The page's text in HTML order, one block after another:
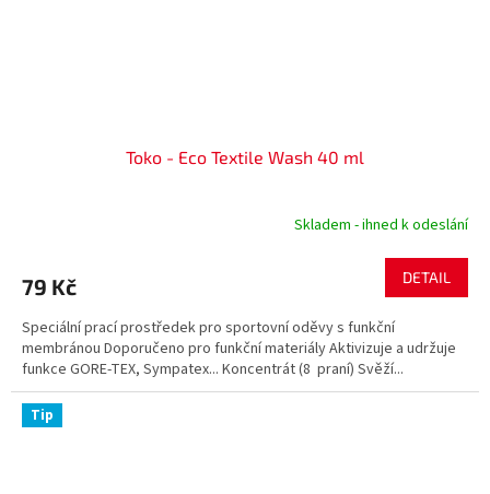
Toko - Eco Textile Wash 40 ml
Skladem - ihned k odeslání
79 Kč DETAIL
Speciální prací prostředek pro sportovní oděvy s funkční
membránou Doporučeno pro funkční materiály Aktivizuje a udržuje
funkce GORE-TEX, Sympatex... Koncentrát (8 praní) Svěží...
Tip